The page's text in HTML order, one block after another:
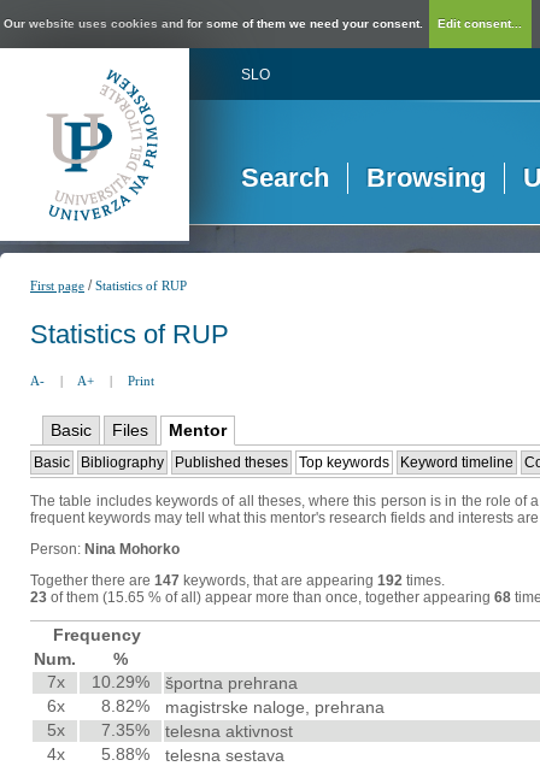
Our website uses cookies and for some of them we need your consent. Edit consent...
SLO
Search Browsing
First page /Statistics of RUP
Statistics of RUP
A- | A+ | Print
Basic Files Mentor
Basic Bibliography Published theses Top keywords Keyword timeline
The table includes keywords of all theses, where this person is in the role of
frequent keywords may tell what this mentor's research fields and interests
Person: Nina Mohorko
Together there are 147 keywords, that are appearing 192 times.
23 of them (15.65 % of all) appear more than once, together appearing 68
Frequency
Num.
%
7x
10.29%
športna prehrana
6x
8.82%
magistrske naloge, prehrana
5x
7.35%
telesna aktivnost
4x
5.88%
telesna sestava